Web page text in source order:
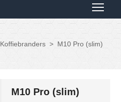
Koffiebranders > M10 Pro (slim)
M10 Pro (slim)